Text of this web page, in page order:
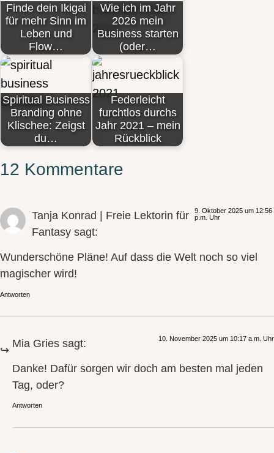
Finde dein Ikigai
für mehr Sinn im
Leben und
Flow…
Wie ich im Jahr
2026 mein
Business starten
(oder…
Spiritual Business
Branding ohne
Klischee: Zeigst
du…
Federleicht
furchtlos durchs
Jahr 2021 – mein
Rückblick
12 Kommentare
Tanja Konrad | Freie Lektorin für
Fantasy sagt:
9. Oktober 2025 um 12:56
p.m. Uhr
Wunderschöne Pläne! Auf dass die Welt noch so viel
magischer wird!
Antworten
Mia Gries sagt: 10. November 2025 um 10:17 a.m. Uhr
Danke! Dafür sorgen wir doch am besten mal jeden
Tag, oder?
Antworten